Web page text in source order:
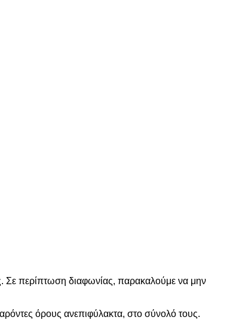
Σε περίπτωση διαφωνίας, παρακαλούμε να μην
όρους ανεπιφύλακτα, στο σύνολό τους.